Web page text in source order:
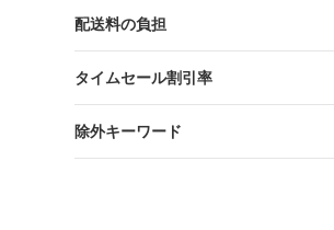
配送料の負担
タイムセール割引率
除外キーワード